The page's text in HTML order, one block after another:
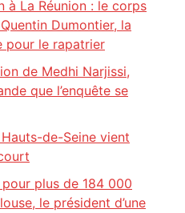
à La Réunion : le corps
Dumontier, la
pour le rapatrier
de Medhi Narjissi,
que l’enquête se
de-Seine vient
plus de 184 000
le président d’une